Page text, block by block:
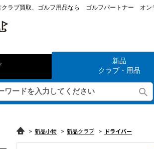
クラブ買取、ゴルフ用品なら ゴルフパートナー オン
新品
クラブ・用品
> 新品小物 > 新品クラブ > ドライバー